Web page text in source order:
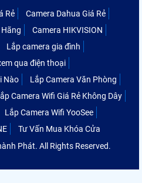
Rẻ
Camera Dahua Giá Rẻ
Camera HIKVISION
Lắp camera gia đình
qua điện thoại
Nào
Lắp Camera Văn Phòng
Camera Wifi Giá Rẻ Không Dây
Lắp Camera Wifi YooSee
Tư Vấn Mua Khóa Cửa
Phát. All Rights Reserved.